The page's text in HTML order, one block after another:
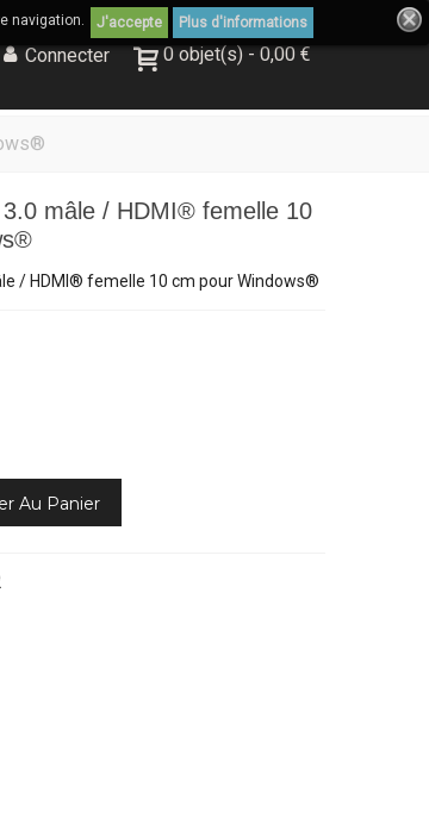
Connecter 0 objet(s) - 0,00 €
navigation. J'accepte Plus d'informations
mâle / HDMI® femelle 10
/ HDMI® femelle 10 cm pour Windows®
Au Panier